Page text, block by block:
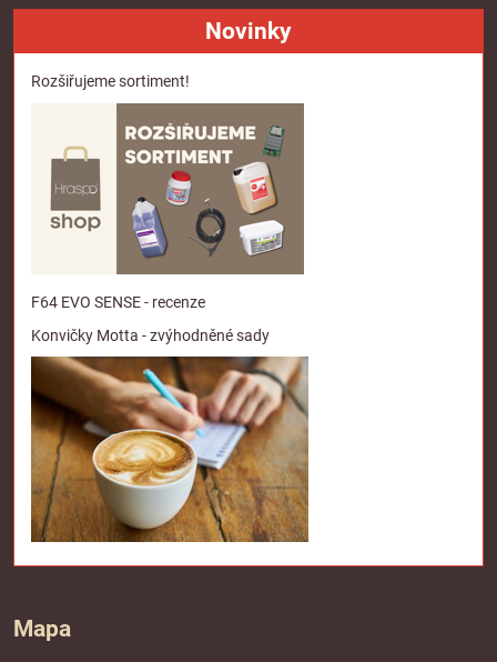
Novinky
Rozšiřujeme sortiment!
F64 EVO SENSE - recenze
Konvičky Motta - zvýhodněné sady
Mapa